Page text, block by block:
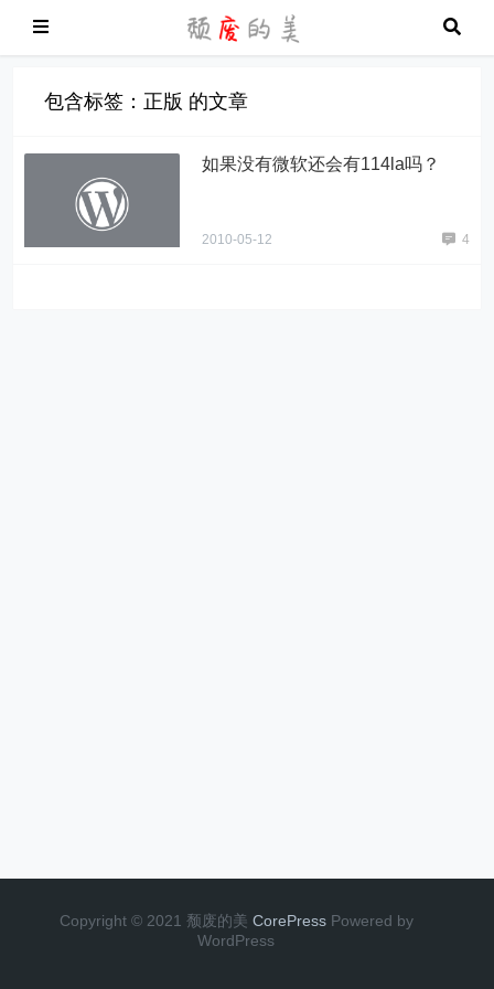
包含标签：正版 的文章
如果没有微软还会有114la吗？
2010-05-12 4
Copyright © 2021 颓废的美 CorePress Powered by
WordPress